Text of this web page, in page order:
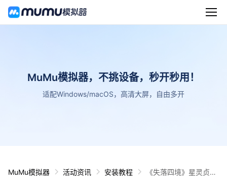
MuMu模拟器，不挑设备，秒开秒用！
适配Windows/macOS，高清大屏，自由多开
MuMu模拟器 活动资讯 安装教程
《失落四境》星灵贞歧